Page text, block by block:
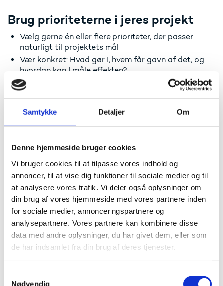
Samtykke Detaljer Om
Denne hjemmeside bruger cookies
Vi bruger cookies til at tilpasse vores indhold og
annoncer, til at vise dig funktioner til sociale medier og til
at analysere vores trafik. Vi deler også oplysninger om
din brug af vores hjemmeside med vores partnere inden
for sociale medier, annonceringspartnere og
analysepartnere. Vores partnere kan kombinere disse
data med andre oplysninger, du har givet dem, eller som
de har indsamlet fra din brug af deres tjenester.
Nødvendig
Brug prioriteterne i jeres projekt
Vælg gerne én eller flere prioriteter, der passer
naturligt til projektets mål
Vær konkret: Hvad gør I, hvem får gavn af det, og
hvordan kan I måle effekten?
Brug prioriteten som strategisk løftestang – ikke
blot som et “flueben” i ansøgningen
samme projekt, da de overlapper
Mere inspiration
Unlock the Power of Priorities – practical guidelines
Programme priorities in Erasmus+
Programguiden for Erasmus+
Programguiden for Det Europæiske
Solidaritetskorps
Har du brug for vejledning?
Vær opmærksom på, at der gælder særlige
retningslinjer for prioriteterne afhængigt af den